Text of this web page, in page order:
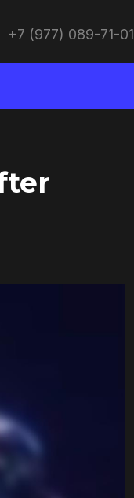
+7 (977) 089-71-01